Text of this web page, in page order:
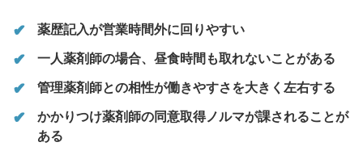
薬歴記入が営業時間外に回りやすい
一人薬剤師の場合、昼食時間も取れないことがある
管理薬剤師との相性が働きやすさを大きく左右する
かかりつけ薬剤師の同意取得ノルマが課されることが
ある